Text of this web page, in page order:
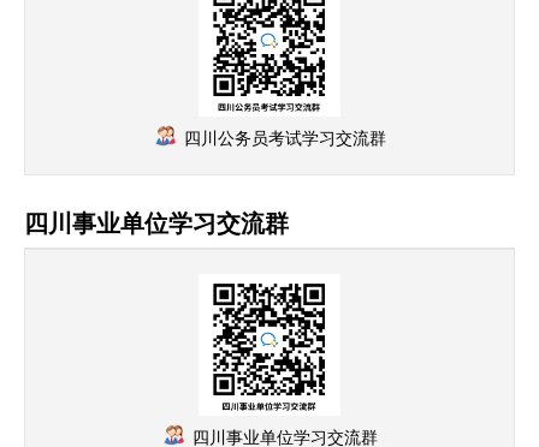
四川公务员考试学习交流群
四川事业单位学习交流群
四川事业单位学习交流群